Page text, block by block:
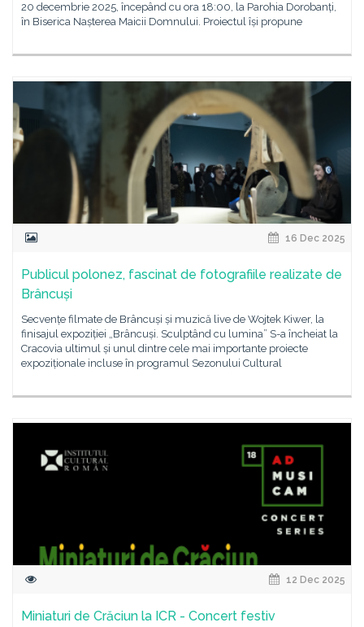
20 decembrie 2025, începând cu ora 18:00, la Parohia Dorobanți,
în Biserica Nașterea Maicii Domnului. Proiectul își propune
16 Dec 2025
Publicul polonez, fascinat de fotografiile realizate de
Brâncuși
Secvențe filmate de Brâncuși și muzică live de Wojtek Kiwer, la
finisajul expoziției „Brâncuși. Sculptând cu lumina” S-a încheiat la
Cracovia ultimul și unul dintre cele mai importante proiecte
expoziționale incluse în programul Sezonului Cultural
12 Dec 2025
Miniaturi de Crăciun la ICR - Concert festiv